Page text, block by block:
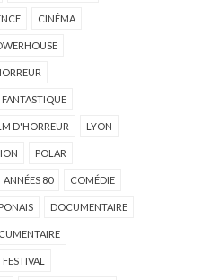
CINÉMA
FANTASTIQUE
D'HORREUR LYON
POLAR
ANNÉES 80 COMÉDIE
DOCUMENTAIRE
FESTIVAL